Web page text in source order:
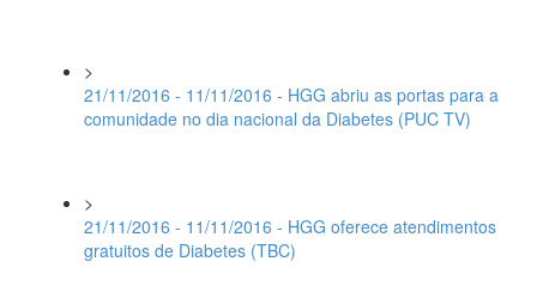
>
21/11/2016 - 11/11/2016 - HGG abriu as portas para a
comunidade no dia nacional da Diabetes (PUC TV)
>
21/11/2016 - 11/11/2016 - HGG oferece atendimentos
gratuitos de Diabetes (TBC)